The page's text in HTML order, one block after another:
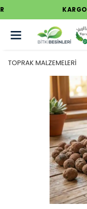
KARGO
TOPRAK MALZEMELERİ